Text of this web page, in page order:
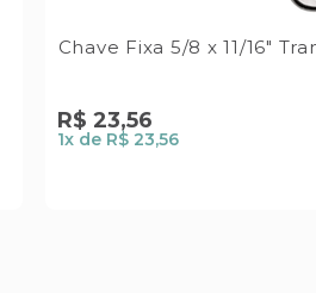
Chave Fixa 5/8 x 11/16"
R$ 23,56
1x de R$ 23,56